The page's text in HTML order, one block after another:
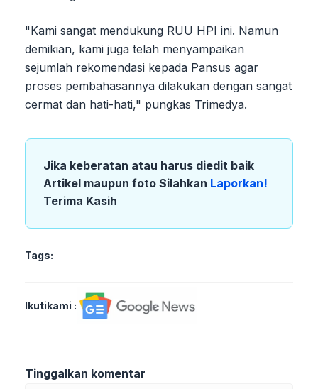
"Kami sangat mendukung RUU HPI ini. Namun
demikian, kami juga telah menyampaikan
sejumlah rekomendasi kepada Pansus agar
proses pembahasannya dilakukan dengan sangat
cermat dan hati-hati," pungkas Trimedya.
Jika keberatan atau harus diedit baik
Artikel maupun foto Silahkan Laporkan!
Terima Kasih
Tags:
Ikutikami :
Tinggalkan komentar